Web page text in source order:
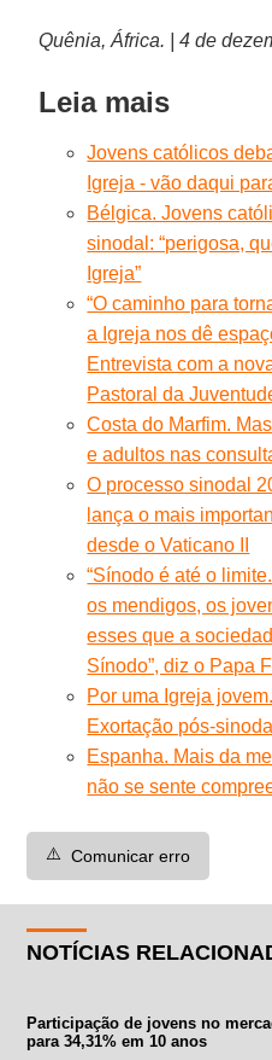
Quênia, África. | 4 de
Leia mais
Jovens católicos
Igreja - vão daqui
Bélgica. Jovens
sinodal: “perigosa,
Igreja”
“O caminho para
a Igreja nos dê
Entrevista com a
Pastoral da
Costa do Marfim.
e adultos nas
O processo sinodal
lança o mais
desde o Vaticano II
“Sínodo é até o
os mendigos, os
esses que a
Sínodo”, diz o Papa
Por uma Igreja
Exortação pós-
Espanha. Mais da
não se sente
⚠️ Comunicar erro
NOTÍCIAS
Participação de jovens no
para 34,31% em 10 anos